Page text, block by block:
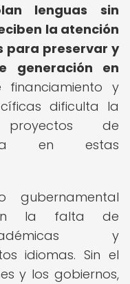
lenguas sin
la atención
para preservar y
generación en
y
dificulta la
de
en estas
la falta de
y
idiomas. Sin el
y los gobiernos,